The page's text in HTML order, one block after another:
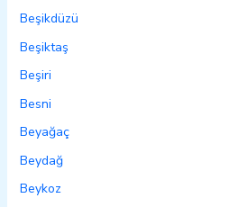
Beşikdüzü
Beşiktaş
Beşiri
Besni
Beyağaç
Beydağ
Beykoz